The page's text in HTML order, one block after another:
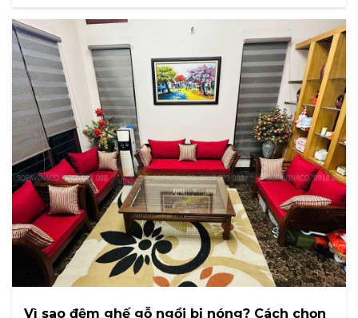
Vì sao đệm ghế gỗ ngồi bị nóng? Cách chọn